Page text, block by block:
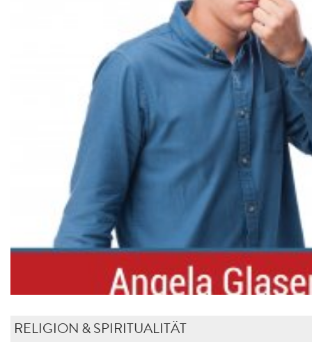
RELIGION & SPIRITUALITÄT